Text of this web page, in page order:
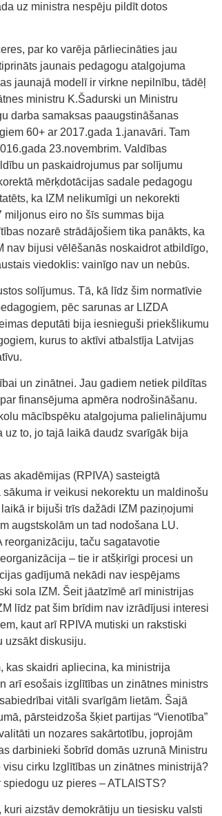
uz ministra nespēju pildīt dotos
par ko varēja pārliecināties jau
jaunais pedagogu atalgojuma
jaunajā modelī ir virkne nepilnību, tādēļ
ministru K.Šadurski un Ministru
darba samaksas paaugstināšanas
60+ ar 2017.gada 1.janavāri. Tam
23.novembrim. Valdības
un paskaidrojumus par solījumu
mērķdotācijas sadale pedagogu
ka IZM nelikumīgi un nekorekti
eiro no šīs summas bija
nozarē strādājošiem tika panākts, ka
nav bijusi vēlēšanās noskaidrot atbildīgo,
viedoklis: vainīgo nav un nebūs.
solījumus. Tā, kā līdz šim normatīvie
pēc sarunas ar LIZDA
deputāti bija iesnieguši priekšlikumu
kurus to aktīvi atbalstīja Latvijas
un zinātnei. Jau gadiem netiek pildītas
finansējuma apmēra nodrošināšanu.
mācībspēku atalgojuma palielinājumu
to, jo tajā laikā daudz svarīgāk bija
akadēmijas (RPIVA) sasteigtā
ir veikusi nekorektu un maldinošu
ir bijuši trīs dažādi IZM paziņojumi
augstskolām un tad nodošana LU.
taču sagatavotie
– tie ir atšķirīgi procesi un
gadījumā nekādi nav iespējams
sola IZM. Šeit jāatzīmē arī ministrijas
līdz pat šim brīdim nav izrādījusi interesi
kaut arī RPIVA mutiski un rakstiski
uzsākt diskusiju.
kas skaidri apliecina, ka ministrija
arī esošais izglītības un zinātnes ministrs
vitāli svarīgām lietām. Šajā
pārsteidzoša šķiet partijas “Vienotība”
un nozares sakārtotību, joprojām
darbinieki šobrīd domās uzrunā Ministru
cirku Izglītības un zinātnes ministrijā?
uz pieres – ATLAISTS?
aizstāv demokrātiju un tiesisku valsti